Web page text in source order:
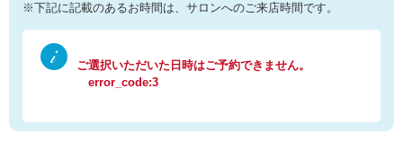
※下記に記載のあるお時間は、サロンへのご来店時間です。
ご選択いただいた日時はご予約できません。
error_code:3